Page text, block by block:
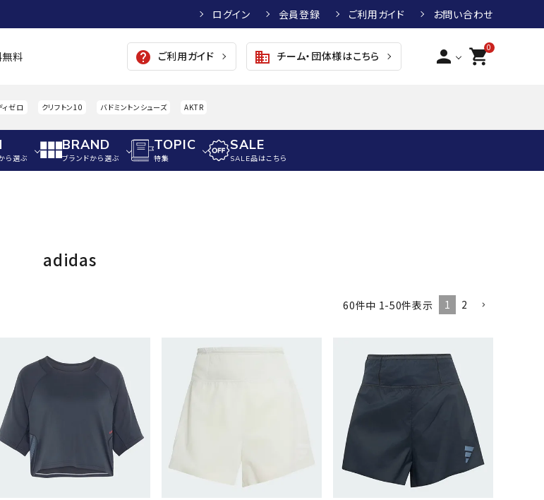
ログイン 会員登録 ご利用ガイド お問い合わせ
無料 help ご利用ガイド business チーム・団体様はこちら person 0
shopping_cart
ィゼロ クリフトン10 バドミントンシューズ AKTR
ジュニアサッカースパイク
サッカーウェア
ジュニアサッカーウェア
サッカーボール
フットサルボール
ジュニア野球ウェア
ユニフォーム・練習着
ストリングス・ガット（テニス）
エッジガード
テニスシューズ
ソックス
ボール（テニス）
ら選ぶ
ヨガマット
ズ
ング
ンニング
ンニング
バックパック
トートバッグ
ショルダーバッグ
ボディー・ウエストバッグ
ランニング・陸上ソックス
テニス・バドミントンソックス
バレーボールソックス
帽子
ニット帽・ビーニー
その他キャップ
BRAND
ブランドから選ぶ
STAG
Chacott Columbia DA MISS
TOPIC
特集
SALE
SALE品はこちら
adidas
60件中 1-50件表示 1 2